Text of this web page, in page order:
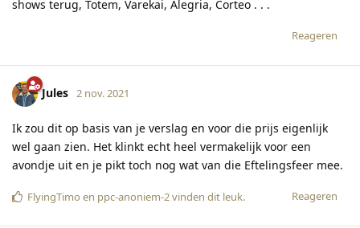
shows terug, Totem, Varekai, Alegria, Corteo . . .
Reageren
Jules 2 nov. 2021
Ik zou dit op basis van je verslag en voor die prijs eigenlijk
wel gaan zien. Het klinkt echt heel vermakelijk voor een
avondje uit en je pikt toch nog wat van die Eftelingsfeer mee.
Reageren
FlyingTimo en ppc-anoniem-2vinden dit leuk.